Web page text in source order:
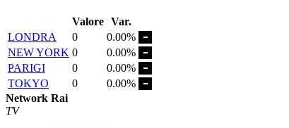
Valore Var.
LONDRA
0
0.00%
NEW YORK 0
0.00%
PARIGI
0
0.00%
TOKYO
0
0.00%
Network Rai
TV